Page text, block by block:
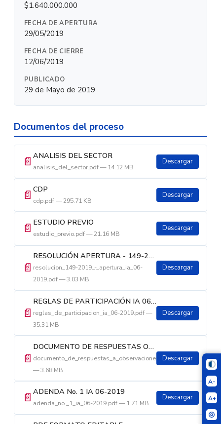
A-
A+
$1.640.000.000
FECHA DE APERTURA
29/05/2019
FECHA DE CIERRE
12/06/2019
PUBLICADO
29 de Mayo de 2019
Documentos del proceso
📄 ANALISIS DEL SECTOR
analisis_del_sector.pdf — 14.12 MB
Descargar
📄 CDP
cdp.pdf — 295.71 KB
Descargar
📄 ESTUDIO PREVIO
estudio_previo.pdf — 21.16 MB
Descargar
📄
RESOLUCIÓN APERTURA - 149-2019 - ADMINISTRACIÓN DELEGADA RADIO
resolucion_149-2019_-_apertura_ia_06-
2019.pdf — 3.03 MB
Descargar
📄
REGLAS DE PARTICIPACIÓN IA 06-2019 - ADMINISTRACIÓN DELEGADA RADIO
reglas_de_participacion_ia_06-2019.pdf —
35.31 MB
Descargar
📄
DOCUMENTO DE RESPUESTAS OBSERVACIONES A REGLAS DE PARTICIPACIÓN IA 06-2019
documento_de_respuestas_a_observaciones.pdf
— 3.68 MB
Descargar
📄 ADENDA No. 1 IA 06-2019
adenda_no._1_ia_06-2019.pdf — 1.71 MB
Descargar